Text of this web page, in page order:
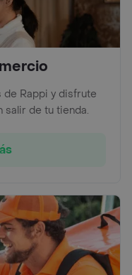
Rappi y disfrute
salir de tu tienda.